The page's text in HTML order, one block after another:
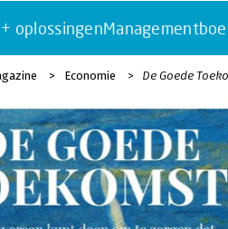
oplossingen
Economie De Goede